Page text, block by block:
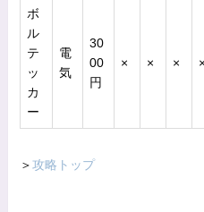
ボ
ル
テ
ッ
カ
ー
電
気
30
00
円
× × × ×
＞攻略トップ